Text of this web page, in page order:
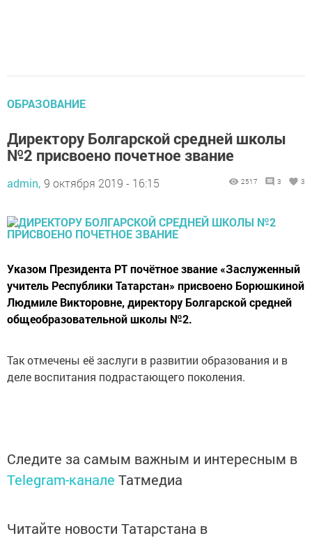
ОБРАЗОВАНИЕ
Директору Болгарской средней школы
№2 присвоено почетное звание
admin, 9 октября 2019 - 16:15 2517 3 3
Указом Президента РТ почётное звание «Заслуженный
учитель Республики Татарстан» присвоено Борюшкиной
Людмиле Викторовне, директору Болгарской средней
общеобразовательной школы №2.
Так отмечены её заслуги в развитии образования и в
деле воспитания подрастающего поколения.
Следите за самым важным и интересным в
Telegram-канале Татмедиа
Читайте новости Татарстана в